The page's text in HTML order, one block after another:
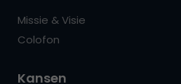
Missie & Visie
Colofon
Kansen